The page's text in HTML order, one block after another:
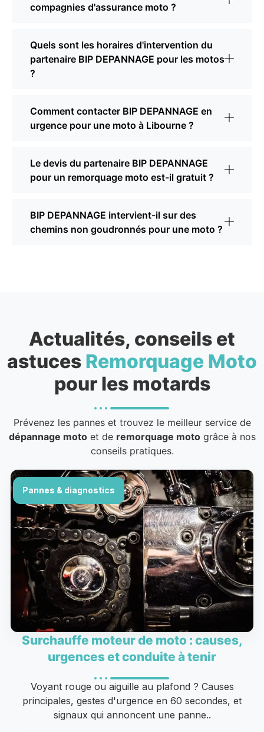
compagnies d'assurance moto ?
Quels sont les horaires d'intervention du
partenaire BIP DEPANNAGE pour les motos
?
Comment contacter BIP DEPANNAGE en
urgence pour une moto à Libourne ?
Le devis du partenaire BIP DEPANNAGE
pour un remorquage moto est-il gratuit ?
BIP DEPANNAGE intervient-il sur des
chemins non goudronnés pour une moto ?
Actualités, conseils et
astuces Remorquage Moto
pour les motards
Prévenez les pannes et trouvez le meilleur service de
dépannage motoet de remorquage motogrâce à nos
conseils pratiques.
Pannes & diagnostics
Surchauffe moteur de moto : causes,
urgences et conduite à tenir
Voyant rouge ou aiguille au plafond ? Causes
principales, gestes d'urgence en 60 secondes, et
signaux qui annoncent une panne..